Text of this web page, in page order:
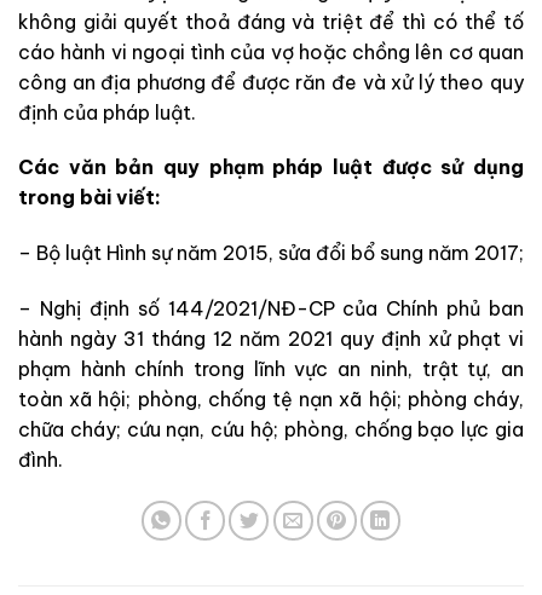
không giải quyết thoả đáng và triệt để thì có thể tố
cáo hành vi ngoại tình của vợ hoặc chồng lên cơ quan
công an địa phương để được răn đe và xử lý theo quy
định của pháp luật.
Các văn bản quy phạm pháp luật được sử dụng
trong bài viết:
– Bộ luật Hình sự năm 2015, sửa đổi bổ sung năm 2017;
– Nghị định số 144/2021/NĐ-CP của Chính phủ ban
hành ngày 31 tháng 12 năm 2021 quy định xử phạt vi
phạm hành chính trong lĩnh vực an ninh, trật tự, an
toàn xã hội; phòng, chống tệ nạn xã hội; phòng cháy,
chữa cháy; cứu nạn, cứu hộ; phòng, chống bạo lực gia
đình.